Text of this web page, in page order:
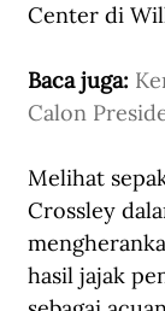
Center di
Baca juga:
Calon
Melihat
Crossley
hasil jajak